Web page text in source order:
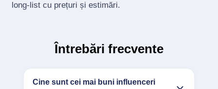
long‑list cu prețuri și estimări.
Întrebări frecvente
Cine sunt cei mai buni influenceri